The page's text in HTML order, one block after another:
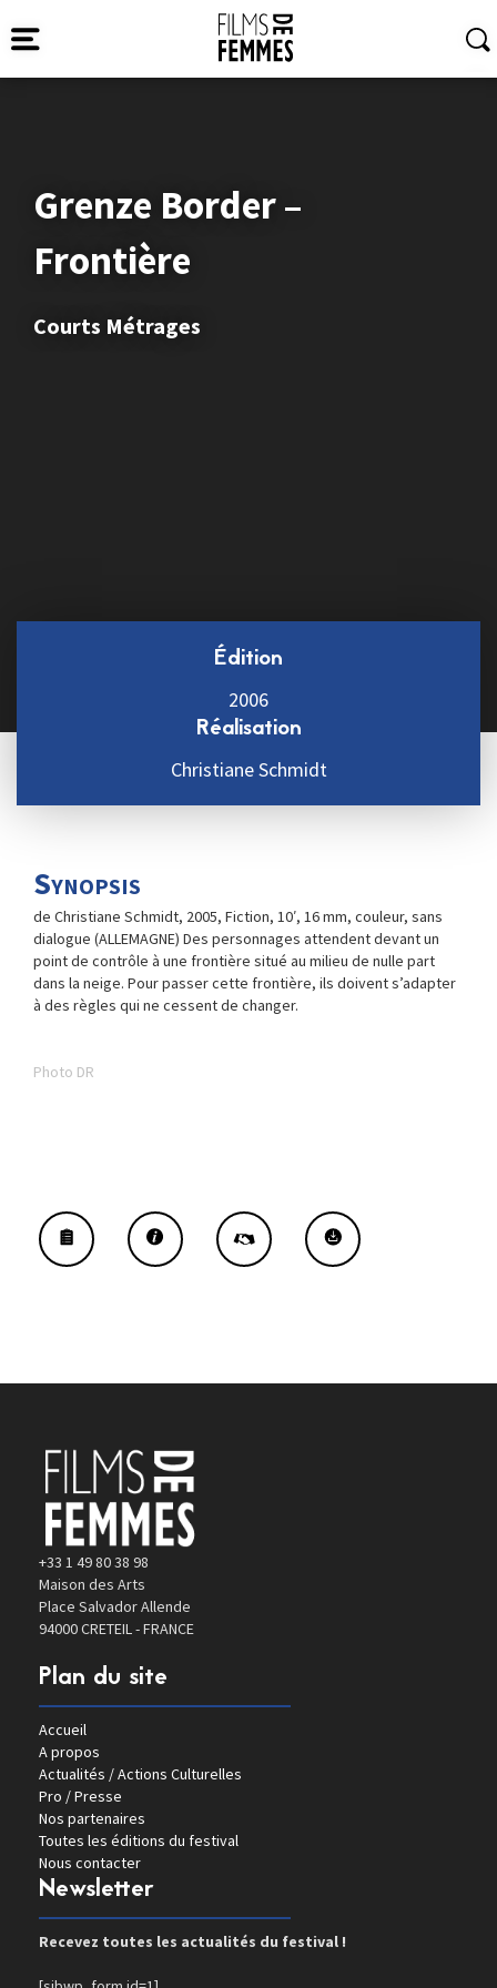
Grenze Border –
Frontière
Courts Métrages
Édition
2006
Réalisation
Christiane Schmidt
Synopsis
de Christiane Schmidt, 2005, Fiction, 10′, 16 mm, couleur, sans
dialogue (ALLEMAGNE) Des personnages attendent devant un
point de contrôle à une frontière situé au milieu de nulle part
dans la neige. Pour passer cette frontière, ils doivent s’adapter
à des règles qui ne cessent de changer.
Photo DR
+33 1 49 80 38 98
Maison des Arts
Place Salvador Allende
94000 CRETEIL - FRANCE
Plan du site
Accueil
A propos
Actualités / Actions Culturelles
Pro / Presse
Nos partenaires
Toutes les éditions du festival
Nous contacter
Newsletter
Recevez toutes les actualités du festival !